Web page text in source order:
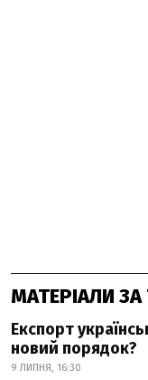
МАТЕРІАЛИ
Експорт
новий порядок?
9 ЛИПНЯ, 16:30